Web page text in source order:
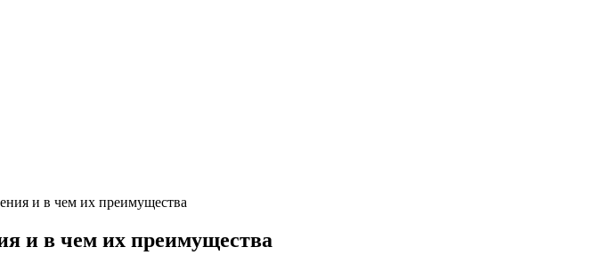
и в чем их преимущества
и в чем их преимущества